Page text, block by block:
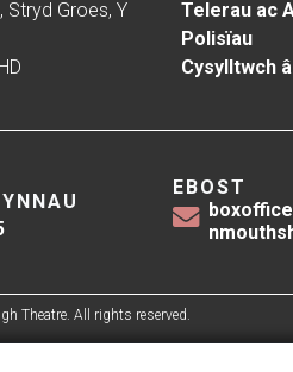
Stryd Groes, Y
Telerau ac
Polisïau
Cysylltwch
EBOST
Theatre. All rights reserved.